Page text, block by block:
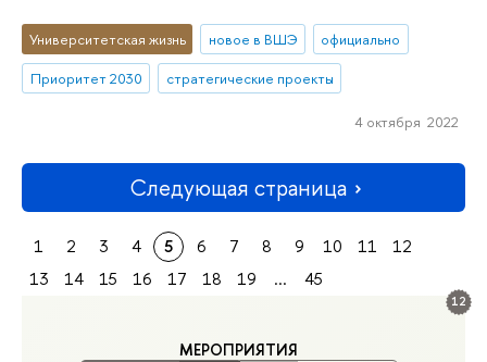
12
МЕРОПРИЯТИЯ
Университетская жизнь новое в ВШЭ
официально
Приоритет 2030
стратегические проекты
4 октября 2022
Следующая страница
1 2 3 4 5 6 7 8 9 10 11
12
13
14 15 16 17 18 19 ... 45